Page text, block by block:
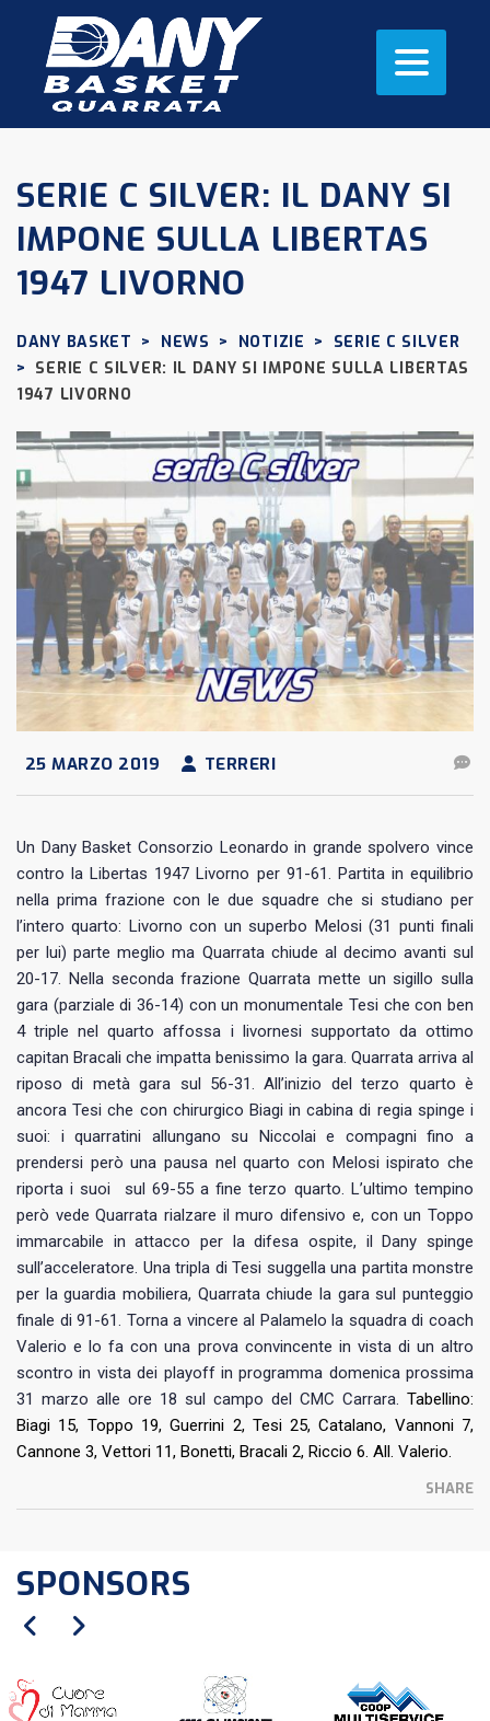
SERIE C SILVER: IL DANY SI
IMPONE SULLA LIBERTAS
1947 LIVORNO
DANY BASKET > NEWS > NOTIZIE >
SERIE C SILVER
> SERIE C SILVER: IL DANY SI IMPONE SULLA LIBERTAS
1947 LIVORNO
25 MARZO 2019 TERRERI
Un Dany Basket Consorzio Leonardo in grande spolvero vince
contro la Libertas 1947 Livorno per 91-61. Partita in equilibrio
nella prima frazione con le due squadre che si studiano per
l’intero quarto: Livorno con un superbo Melosi (31 punti finali
per lui) parte meglio ma Quarrata chiude al decimo avanti sul
20-17. Nella seconda frazione Quarrata mette un sigillo sulla
gara (parziale di 36-14) con un monumentale Tesi che con ben
4 triple nel quarto affossa i livornesi supportato da ottimo
capitan Bracali che impatta benissimo la gara. Quarrata arriva al
riposo di metà gara sul 56-31. All’inizio del terzo quarto è
ancora Tesi che con chirurgico Biagi in cabina di regia spinge i
suoi: i quarratini allungano su Niccolai e compagni fino a
prendersi però una pausa nel quarto con Melosi ispirato che
riporta i suoi sul 69-55 a fine terzo quarto. L’ultimo tempino
però vede Quarrata rialzare il muro difensivo e, con un Toppo
immarcabile in attacco per la difesa ospite, il Dany spinge
sull’acceleratore. Una tripla di Tesi suggella una partita monstre
per la guardia mobiliera, Quarrata chiude la gara sul punteggio
finale di 91-61. Torna a vincere al Palamelo la squadra di coach
Valerio e lo fa con una prova convincente in vista di un altro
scontro in vista dei playoff in programma domenica prossima
31 marzo alle ore 18 sul campo del CMC Carrara. Tabellino:
Biagi 15, Toppo 19, Guerrini 2, Tesi 25, Catalano, Vannoni 7,
Cannone 3, Vettori 11, Bonetti, Bracali 2, Riccio 6. All. Valerio.
SHARE
SPONSORS